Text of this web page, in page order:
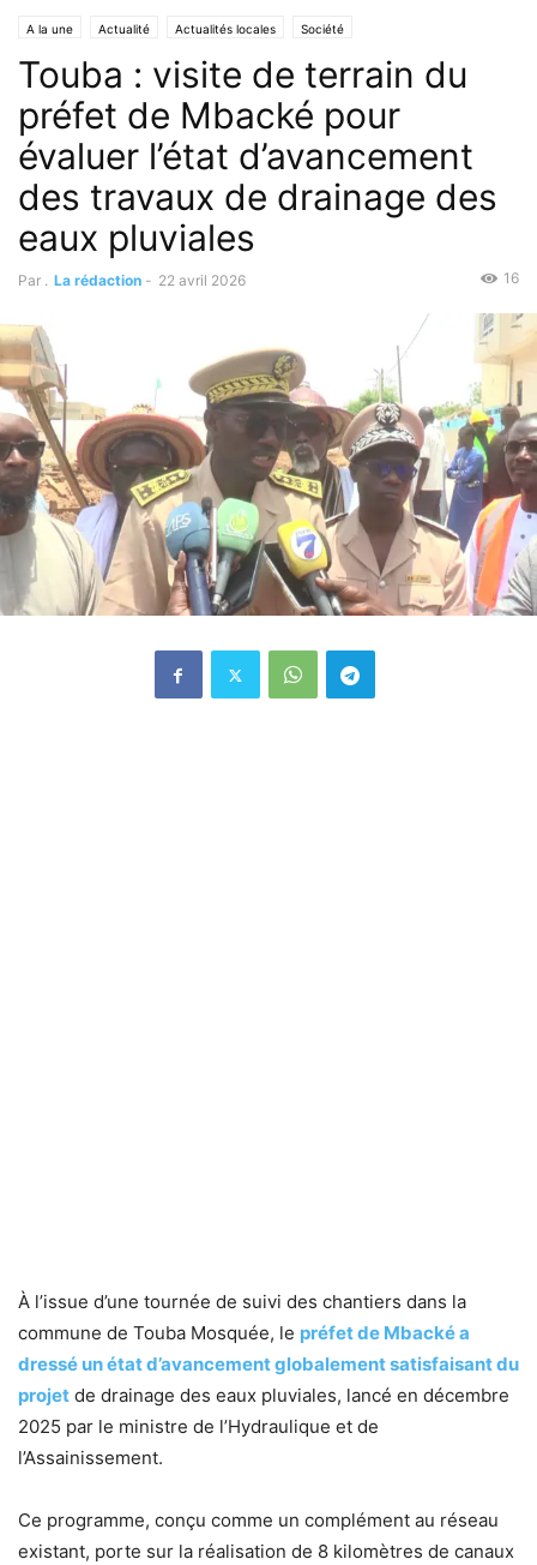
A la une Actualité Actualités locales Société
Touba : visite de terrain du
préfet de Mbacké pour
évaluer l’état d’avancement
des travaux de drainage des
eaux pluviales
Par . La rédaction - 22 avril 2026 16
À l’issue d’une tournée de suivi des chantiers dans la
commune de Touba Mosquée, le préfet de Mbacké a
dressé un état d’avancement globalement satisfaisant du
projet de drainage des eaux pluviales, lancé en décembre
2025 par le ministre de l’Hydraulique et de
l’Assainissement.
Ce programme, conçu comme un complément au réseau
existant, porte sur la réalisation de 8 kilomètres de canaux